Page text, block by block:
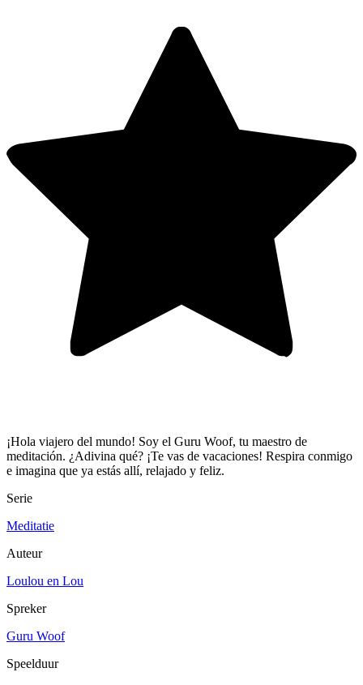
¡Hola viajero del mundo! Soy el Guru Woof, tu maestro de
meditación. ¿Adivina qué? ¡Te vas de vacaciones! Respira conmigo
e imagina que ya estás allí, relajado y feliz.
Serie
Meditatie
Auteur
Loulou en Lou
Spreker
Guru Woof
Speelduur